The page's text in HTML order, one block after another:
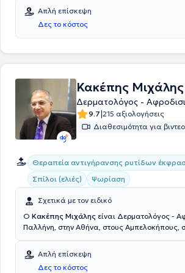
Απλή επίσκεψη
Δες το κόστος
Κακέπης Μιχάλης
Δερματολόγος -
9.7|215 αξιολογήσεις
Διαθεσιμότητα για
Θεραπεία αντιγήρανσης ρυτίδων
Σπίλοι (ελιές)
Ψωρίαση
Σχετικά με τον ειδικό
Ο Κακέπης Μιχάλης είναι Δερματολόγος -
Παλλήνη, στην Αθήνα, στους Αμπελοκήπους,
και διαθέτει πτυχίο ιατρικής από το ίδιο πανεπιστήμιο. Έλαβε την
δερματολογίας - αφροδισιολογίας στα
Dudley Group of Hospitals του Ηνωμένου
Απλή επίσκεψη
Δες το κόστος